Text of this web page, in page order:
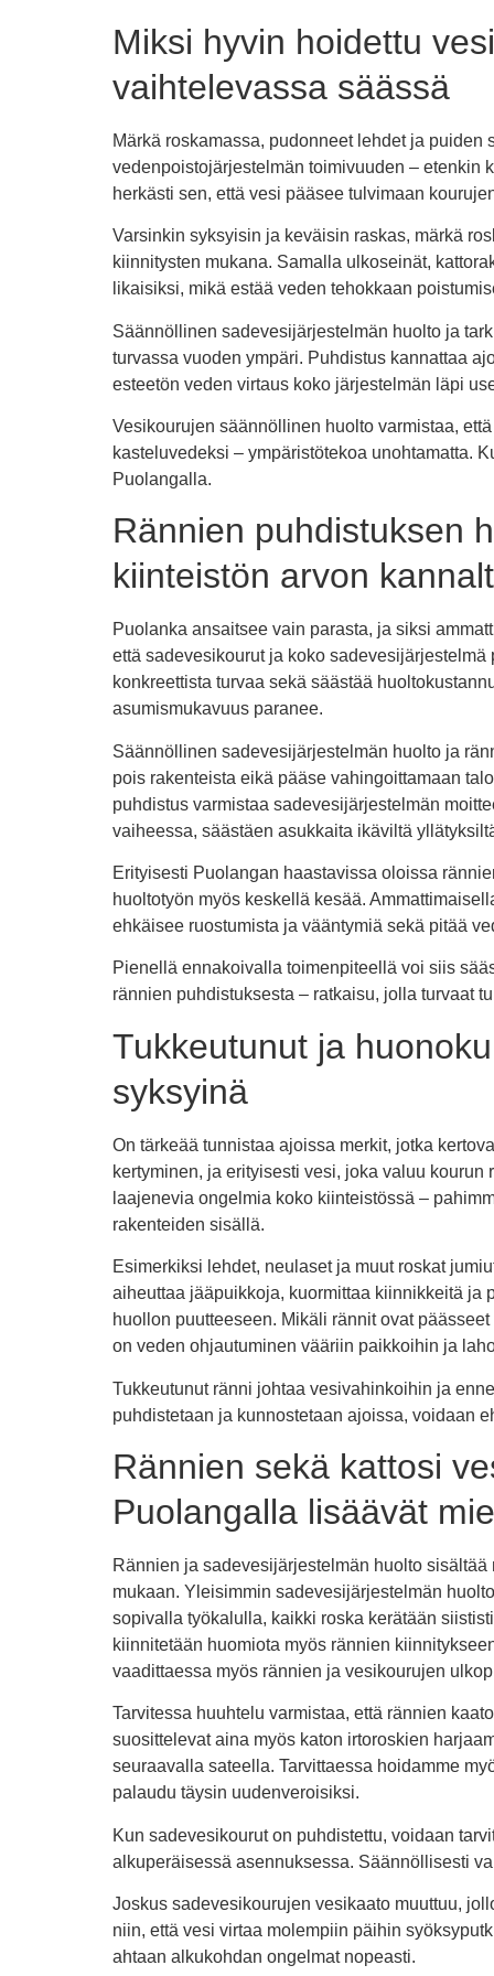
Miksi hyvin hoidettu
vaihtelevassa säässä
Märkä roskamassa, pudonneet lehdet ja
vedenpoistojärjestelmän toimivuuden – etenkin
herkästi sen, että vesi pääsee tulvimaan
Varsinkin syksyisin ja keväisin raskas, märkä
kiinnitysten mukana. Samalla ulkoseinät,
likaisiksi, mikä estää veden tehokkaan
Säännöllinen sadevesijärjestelmän huolto ja
turvassa vuoden ympäri. Puhdistus kannattaa
esteetön veden virtaus koko järjestelmän läpi
Vesikourujen säännöllinen huolto varmistaa,
kasteluvedeksi – ympäristötekoa unohtamatta.
Puolangalla.
Rännien puhdistuksen
kiinteistön arvon
Puolanka ansaitsee vain parasta, ja siksi
että sadevesikourut ja koko
konkreettista turvaa sekä säästää
asumismukavuus paranee.
Säännöllinen sadevesijärjestelmän huolto ja
pois rakenteista eikä pääse vahingoittamaan
puhdistus varmistaa sadevesijärjestelmän
vaiheessa, säästäen asukkaita ikäviltä
Erityisesti Puolangan haastavissa oloissa
huoltotyön myös keskellä kesää.
ehkäisee ruostumista ja vääntymiä sekä pitää
Pienellä ennakoivalla toimenpiteellä voi siis
rännien puhdistuksesta – ratkaisu, jolla turvaat
Tukkeutunut ja
syksyinä
On tärkeää tunnistaa ajoissa merkit, jotka
kertyminen, ja erityisesti vesi, joka valuu
laajenevia ongelmia koko kiinteistössä –
rakenteiden sisällä.
Esimerkiksi lehdet, neulaset ja muut roskat
aiheuttaa jääpuikkoja, kuormittaa kiinnikkeitä ja
huollon puutteeseen. Mikäli rännit ovat
on veden ohjautuminen vääriin paikkoihin ja
Tukkeutunut ränni johtaa vesivahinkoihin ja
puhdistetaan ja kunnostetaan ajoissa, voidaan
Rännien sekä kattosi
Puolangalla lisäävät
Rännien ja sadevesijärjestelmän huolto
mukaan. Yleisimmin sadevesijärjestelmän
sopivalla työkalulla, kaikki roska kerätään
kiinnitetään huomiota myös rännien
vaadittaessa myös rännien ja vesikourujen
Tarvitessa huuhtelu varmistaa, että rännien
suosittelevat aina myös katon irtoroskien
seuraavalla sateella. Tarvittaessa hoidamme
palaudu täysin uudenveroisiksi.
Kun sadevesikourut on puhdistettu, voidaan
alkuperäisessä asennuksessa. Säännöllisesti
Joskus sadevesikourujen vesikaato muuttuu,
niin, että vesi virtaa molempiin päihin
ahtaan alkukohdan ongelmat nopeasti.